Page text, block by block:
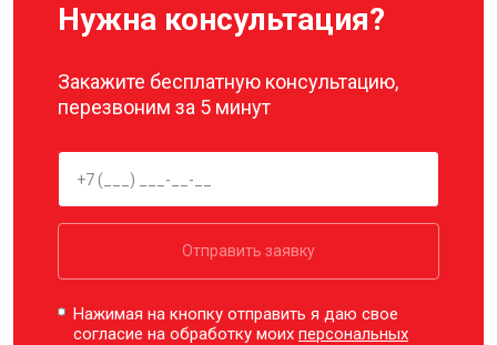
Нужна консультация?
Закажите бесплатную консультацию,
перезвоним за 5 минут
Отправить заявку
Нажимая на кнопку отправить я даю свое
согласие на обработку моихперсональных